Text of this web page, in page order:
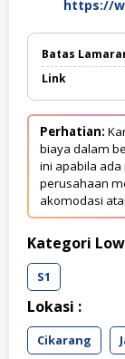
https://
Batas
Link
Perhatian:
biaya dalam
ini apabila
perusahaan
akomodasi
Kategori
S1
Lokasi :
Cikarang